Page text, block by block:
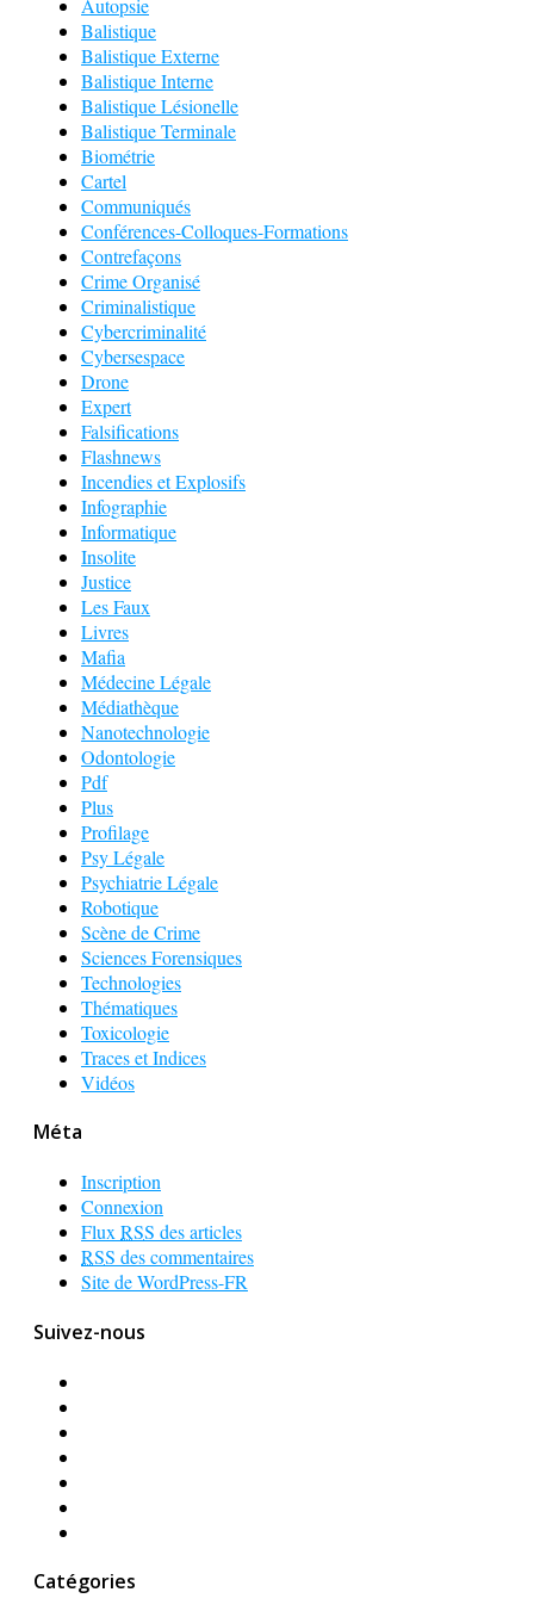
Autopsie
Balistique
Balistique Externe
Balistique Interne
Balistique Lésionelle
Balistique Terminale
Biométrie
Cartel
Communiqués
Conférences-Colloques-Formations
Contrefaçons
Crime Organisé
Criminalistique
Cybercriminalité
Cybersespace
Drone
Expert
Falsifications
Flashnews
Incendies et Explosifs
Infographie
Informatique
Insolite
Justice
Les Faux
Livres
Mafia
Médecine Légale
Médiathèque
Nanotechnologie
Odontologie
Pdf
Plus
Profilage
Psy Légale
Psychiatrie Légale
Robotique
Scène de Crime
Sciences Forensiques
Technologies
Thématiques
Toxicologie
Traces et Indices
Vidéos
Méta
Inscription
Connexion
FluxRSS des articles
RSS des commentaires
Site de WordPress-FR
Suivez-nous
Catégories